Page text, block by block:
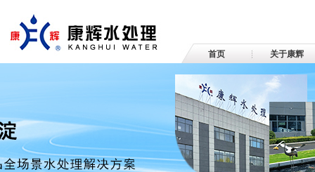
首页 关于康辉